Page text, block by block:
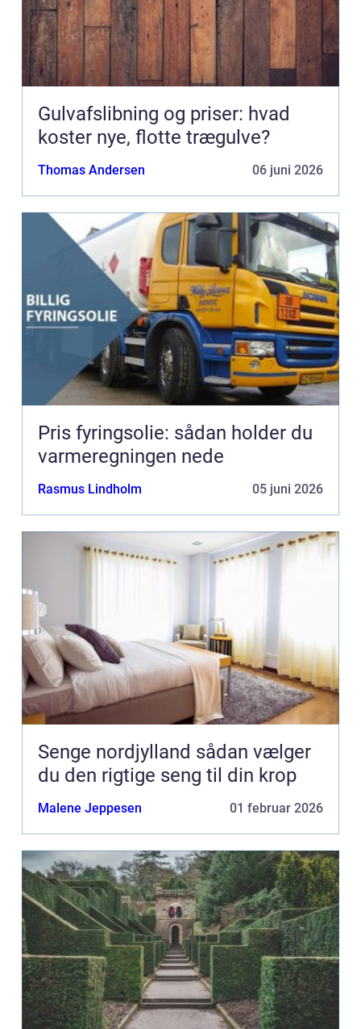
Gulvafslibning og priser: hvad
koster nye, flotte trægulve?
Thomas Andersen 06 juni 2026
Pris fyringsolie: sådan holder du
varmeregningen nede
Rasmus Lindholm 05 juni 2026
Senge nordjylland sådan vælger
du den rigtige seng til din krop
Malene Jeppesen 01 februar 2026